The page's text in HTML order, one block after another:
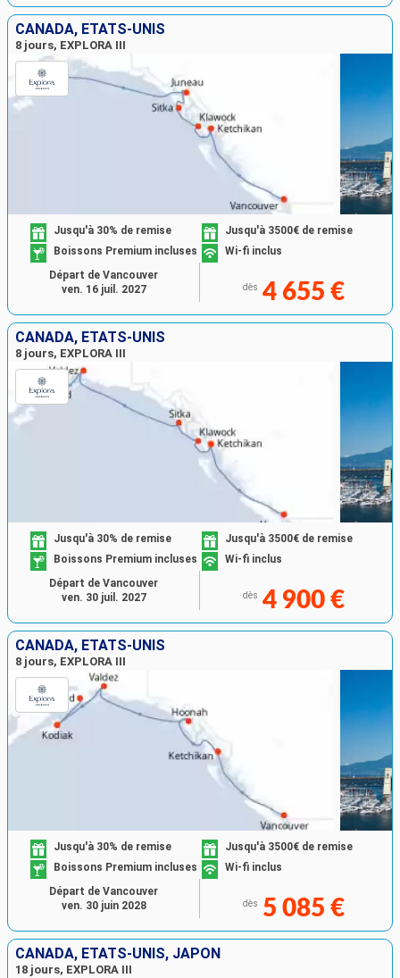
CANADA, ÉTATS-UNIS
8 jours, EXPLORA III
Jusqu'à 30% de remise
Jusqu'à 3500€ de remise
Boissons Premium incluses
Wi-fi inclus
dès 4 655 €
Départ de Vancouver
ven. 16 juil. 2027
CANADA, ÉTATS-UNIS
8 jours, EXPLORA III
Jusqu'à 30% de remise
Jusqu'à 3500€ de remise
Boissons Premium incluses
Wi-fi inclus
dès 4 900 €
Départ de Vancouver
ven. 30 juil. 2027
CANADA, ÉTATS-UNIS
8 jours, EXPLORA III
Jusqu'à 30% de remise
Jusqu'à 3500€ de remise
Boissons Premium incluses
Wi-fi inclus
dès 5 085 €
Départ de Vancouver
ven. 30 juin 2028
CANADA, ÉTATS-UNIS, JAPON
18 jours, EXPLORA III